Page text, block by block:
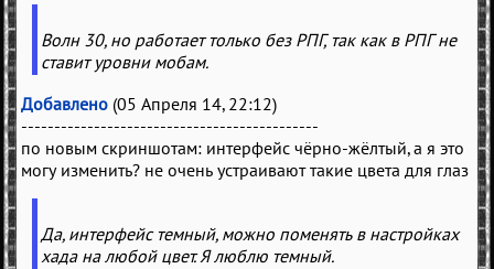
Волн 30, но работает только без РПГ, так как в РПГ не
ставит уровни мобам.
Добавлено (05 Апреля 14, 22:12)
---------------------------------------------
по новым скриншотам: интерфейс чёрно-жёлтый, а я это
могу изменить? не очень устраивают такие цвета для глаз
Да, интерфейс темный, можно поменять в настройках
хада на любой цвет. Я люблю темный.